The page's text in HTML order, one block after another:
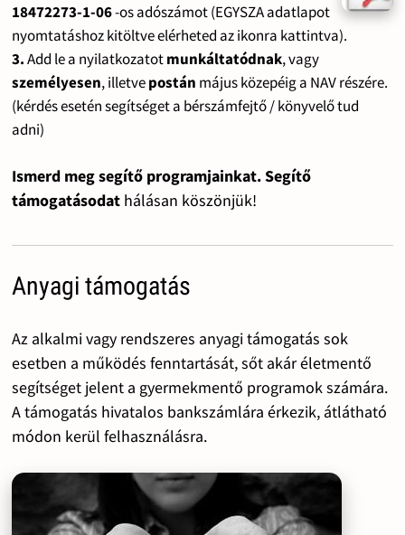
18472273-1-06-os adószámot (EGYSZA adatlapot
nyomtatáshoz kitöltve elérheted az ikonra kattintva).
3.Add le a nyilatkozatotmunkáltatódnak, vagy
személyesen, illetvepostán május közepéig a NAV részére.
(kérdés esetén segítséget a bérszámfejtő / könyvelő tud
adni)
Ismerd meg segítő programjainkat. Segítő
támogatásodat hálásan köszönjük!
Anyagi támogatás
Az alkalmi vagy rendszeres anyagi támogatás sok
esetben a működés fenntartását, sőt akár életmentő
segítséget jelent a gyermekmentő programok számára.
A támogatás hivatalos bankszámlára érkezik, átlátható
módon kerül felhasználásra.